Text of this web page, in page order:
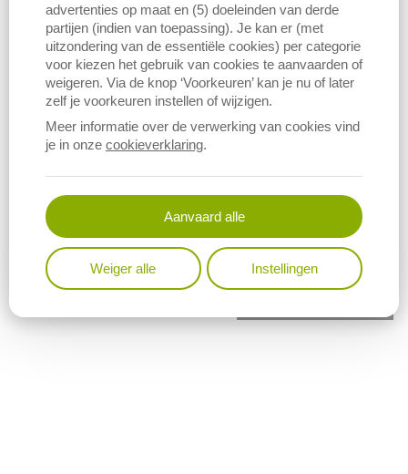
advertenties op maat en (5) doeleinden van derde
partijen (indien van toepassing). Je kan er (met
uitzondering van de essentiële cookies) per categorie
voor kiezen het gebruik van cookies te aanvaarden of
weigeren. Via de knop ‘Voorkeuren’ kan je nu of later
zelf je voorkeuren instellen of wijzigen.
Meer informatie over de verwerking van cookies vind
je in onze cookieverklaring.
Aanvaard alle
Weiger alle Instellingen